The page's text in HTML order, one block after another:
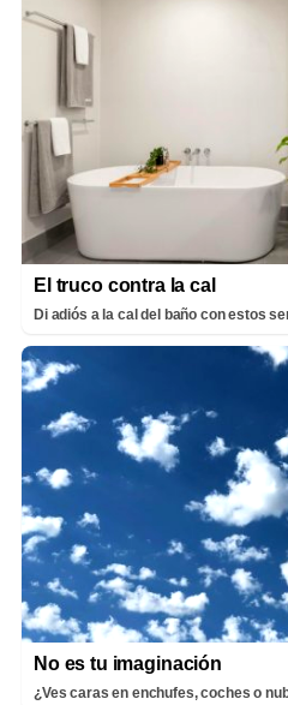
El truco contra la cal
Di adiós a la cal del baño con estos
No es tu imaginación
¿Ves caras en enchufes, coches o